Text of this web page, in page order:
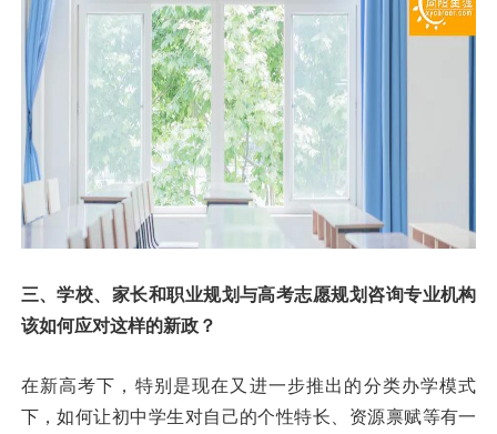
三、学校、家长和职业规划与高考志愿规划 咨询专业机构
该如何应对这样的新政？
在新高考下，特别是现在又进一步推出的分类办学模式
下，如何让初中学生对自己的个性特长、资源禀赋等有一